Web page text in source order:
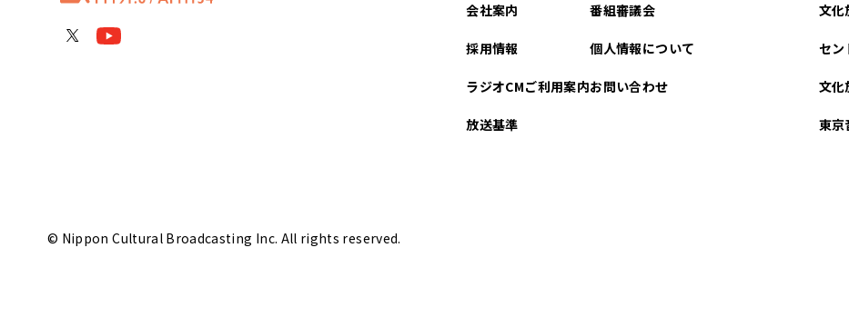
2026年03月
会社案内
採用情報
ラジオCMご利用案内
放送基準
番組審議会
個人情報について
お問い合わせ
文化
セン
文化
東京
© Nippon Cultural Broadcasting Inc. All rights reserved.